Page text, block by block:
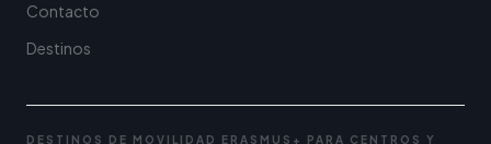
Contacto
Destinos
DESTINOS DE MOVILIDAD ERASMUS+ PARA CENTROS Y